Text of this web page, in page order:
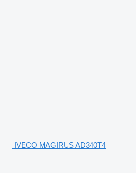
IVECO MAGIRUS AD340T4